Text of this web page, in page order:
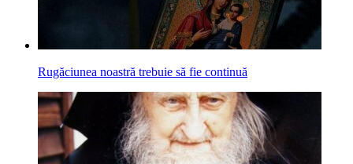
Rugăciunea noastră trebuie să fie continuă